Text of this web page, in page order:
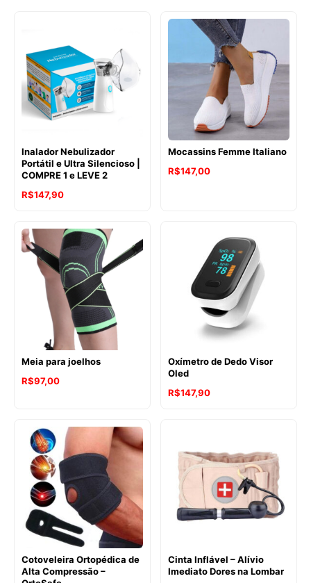
Inalador Nebulizador
Portátil e Ultra Silencioso |
COMPRE 1 e LEVE 2
R$147,90
Mocassins Femme Italiano
R$147,00
Meia para joelhos
R$97,00
Oxímetro de Dedo Visor
Oled
R$147,90
Cotoveleira Ortopédica de
Alta Compressão –
Cinta Inflável – Alívio
Imediato Dores na Lombar